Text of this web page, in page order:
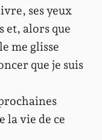
ses yeux
et, alors que
me glisse
que je suis
la vie de ce